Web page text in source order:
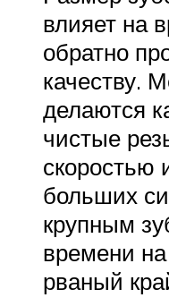
влияет на
обратно
качеству.
делаются
чистые
скоростью
больших
крупным
времени
рваный